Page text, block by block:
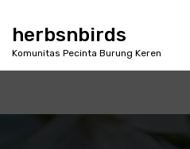
c
herbsnbirds
Komunitas Pecinta Burung Keren